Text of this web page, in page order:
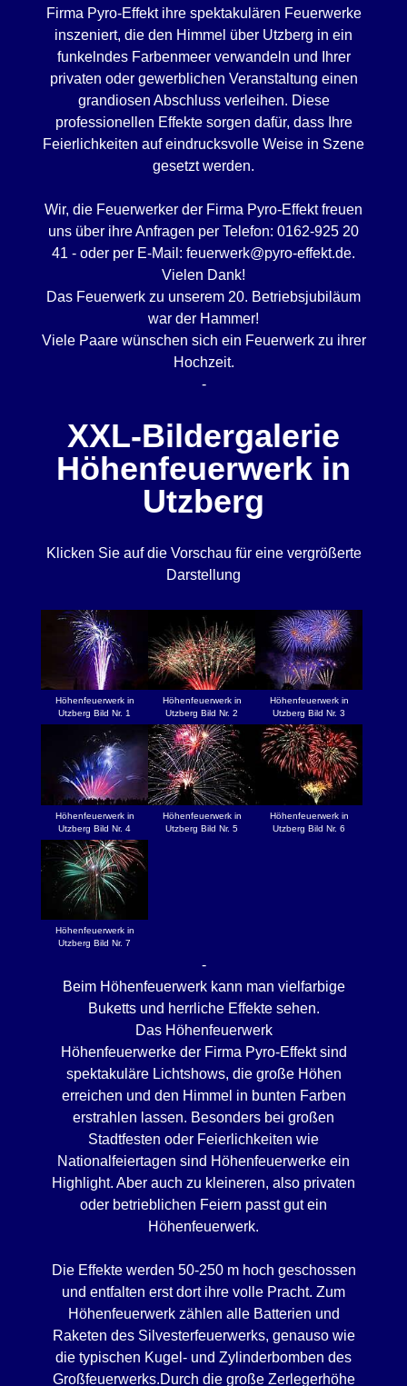
Firma Pyro-Effekt ihre spektakulären Feuerwerke
inszeniert, die den Himmel über Utzberg in ein
funkelndes Farbenmeer verwandeln und Ihrer
privaten oder gewerblichen Veranstaltung einen
grandiosen Abschluss verleihen. Diese
professionellen Effekte sorgen dafür, dass Ihre
Feierlichkeiten auf eindrucksvolle Weise in Szene
gesetzt werden.
Wir, die Feuerwerker der Firma Pyro-Effekt freuen
uns über ihre Anfragen per Telefon: 0162-925 20
41 - oder per E-Mail: feuerwerk@pyro-effekt.de.
Vielen Dank!
Das Feuerwerk zu unserem 20. Betriebsjubiläum
war der Hammer!
Viele Paare wünschen sich ein Feuerwerk zu ihrer
Hochzeit.
-
XXL-Bildergalerie
Höhenfeuerwerk in
Utzberg
Klicken Sie auf die Vorschau für eine vergrößerte
Darstellung
Höhenfeuerwerk in
Utzberg Bild Nr. 1
Höhenfeuerwerk in
Utzberg Bild Nr. 2
Höhenfeuerwerk in
Utzberg Bild Nr. 3
Höhenfeuerwerk in
Utzberg Bild Nr. 4
Höhenfeuerwerk in
Utzberg Bild Nr. 5
Höhenfeuerwerk in
Utzberg Bild Nr. 6
Höhenfeuerwerk in
Utzberg Bild Nr. 7
-
Beim Höhenfeuerwerk kann man vielfarbige
Buketts und herrliche Effekte sehen.
Das Höhenfeuerwerk
Höhenfeuerwerke der Firma Pyro-Effekt sind
spektakuläre Lichtshows, die große Höhen
erreichen und den Himmel in bunten Farben
erstrahlen lassen. Besonders bei großen
Stadtfesten oder Feierlichkeiten wie
Nationalfeiertagen sind Höhenfeuerwerke ein
Highlight. Aber auch zu kleineren, also privaten
oder betrieblichen Feiern passt gut ein
Höhenfeuerwerk.
Die Effekte werden 50-250 m hoch geschossen
und entfalten erst dort ihre volle Pracht. Zum
Höhenfeuerwerk zählen alle Batterien und
Raketen des Silvesterfeuerwerks, genauso wie
die typischen Kugel- und Zylinderbomben des
Großfeuerwerks.Durch die große Zerlegerhöhe